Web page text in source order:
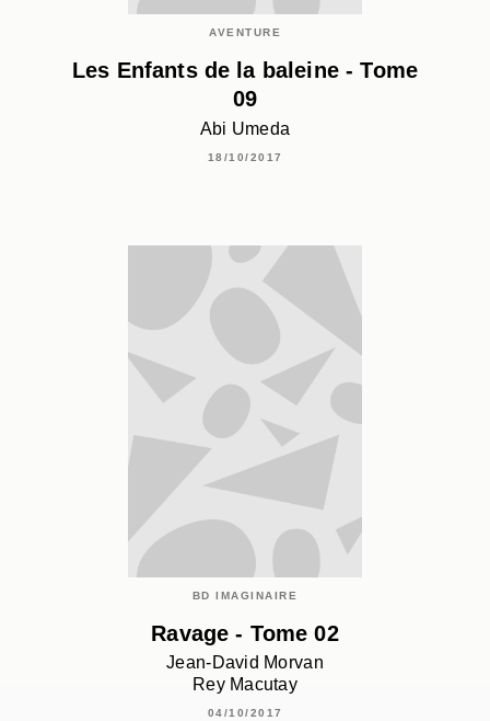
AVENTURE
Les Enfants de la baleine - Tome
09
Abi Umeda
18/10/2017
BD IMAGINAIRE
Ravage - Tome 02
Jean-David Morvan
Rey Macutay
04/10/2017